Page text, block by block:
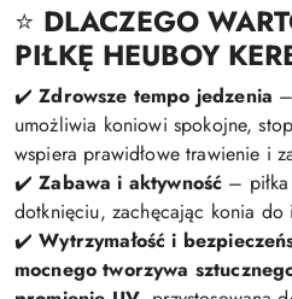
⭐ DLACZEGO
PIŁKĘ HEUBOY
✔️Zdrowsze tempo jedzenia
umożliwia koniowi spokojne,
wspiera prawidłowe trawienie i
✔️Zabawa i aktywność –
dotknięciu, zachęcając konia
✔️Wytrzymałość i
mocnego tworzywa